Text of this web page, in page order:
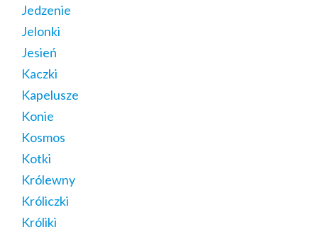
Jedzenie
Jelonki
Jesień
Kaczki
Kapelusze
Konie
Kosmos
Kotki
Królewny
Króliczki
Króliki